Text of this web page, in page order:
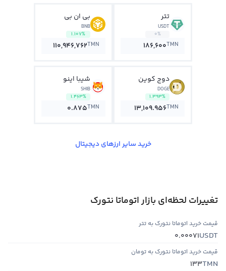
تتر
USDT
0%
186,600TMN
بی ان بی
BNB
1.107%
110,946,762TMN
دوج کوین
DOGE
1.393%
13,109.956TMN
شیبا اینو
SHIB
1.463%
0.875TMN
خرید سایر ارزهای دیجیتال
تغییرات لحظه‌ای بازار اتوماتا نتورک
قیمت خرید اتوماتا نتورک به تتر
USDT
0.00071
قیمت خرید اتوماتا نتورک به تومان
TMN
133